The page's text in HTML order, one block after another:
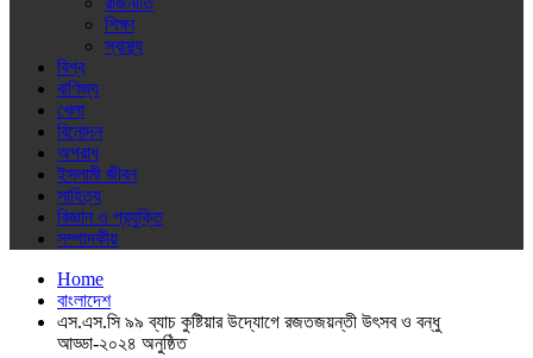
শিক্ষা
স্বাস্থ্য
বিশ্ব
বাণিজ্য
খেলা
বিনোদন
অপরাধ
ইসলামী জীবন
সাহিত্য
বিজ্ঞান ও প্রযুক্তি
সম্পাদকীয়
Home
বাংলাদেশ
এস.এস.সি ৯৯ ব্যাচ কুষ্টিয়ার উদ্যোগে রজতজয়ন্তী উৎসব ও বন্ধু
আড্ডা-২০২৪ অনুষ্ঠিত